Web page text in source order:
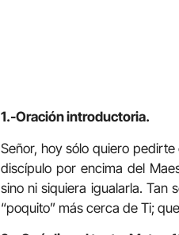
1.-Oración introductoria.
Señor, hoy sólo quiero
discípulo por encima del
sino ni siquiera igualarla. Tan
“poquito” más cerca de Ti;